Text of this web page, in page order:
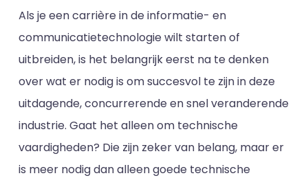
Als je een carrière in de informatie- en
communicatietechnologie wilt starten of
uitbreiden, is het belangrijk eerst na te denken
over wat er nodig is om succesvol te zijn in deze
uitdagende, concurrerende en snel veranderende
industrie. Gaat het alleen om technische
vaardigheden? Die zijn zeker van belang, maar er
is meer nodig dan alleen goede technische